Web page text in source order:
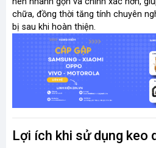
chữa, đồng thời tăng tính chuyên
bị sau khi hoàn thiện.
Lợi ích khi sử dụng keo